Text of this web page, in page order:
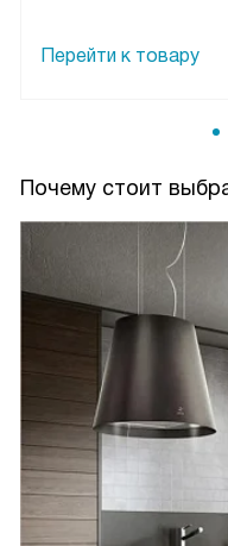
Перейти к товару
Почему стоит